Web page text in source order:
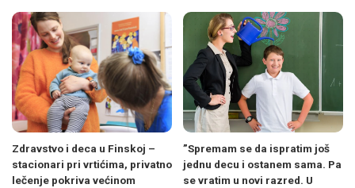
Zdravstvo i deca u Finskoj –
stacionari pri vrtićima, privatno
lečenje pokriva većinom
”Spremam se da ispratim još
jednu decu i ostanem sama. Pa
se vratim u novi razred. U